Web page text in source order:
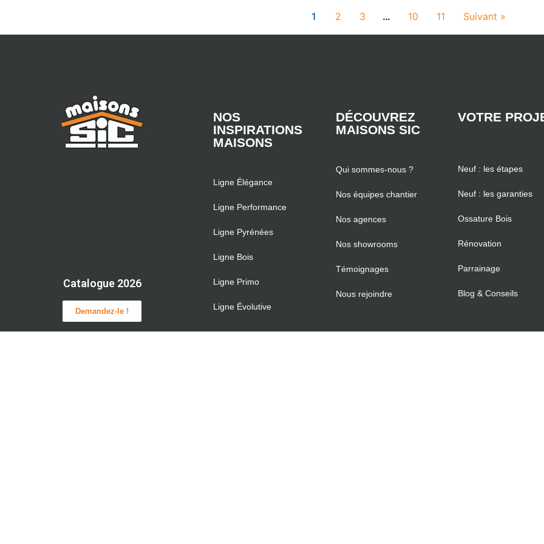
1 2 3 … 10 11 Suivant »
Catalogue 2026
Demandez-le !
NOS
INSPIRATIONS
MAISONS
Ligne Élégance
Ligne Performance
Ligne Pyrénées
Ligne Bois
Ligne Primo
Ligne Évolutive
DÉCOUVREZ
MAISONS SIC
Qui sommes-nous ?
Nos équipes chantier
Nos agences
Nos showrooms
Témoignages
Nous rejoindre
VOTRE
Neuf : les étapes
Neuf : les garanties
Ossature Bois
Rénovation
Parrainage
Blog & Conseils